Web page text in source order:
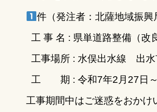
e
b
o
o
te
r
件（発注者：北薩地域振興
工 事 名 : 県単道路整備（改
工事場所 : 水俣出水線 出水
工 期 : 令和7年2月27日～
工事期間中はご迷惑をおかけ